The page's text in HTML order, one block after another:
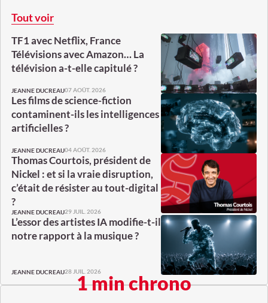
Tout voir
TF1 avec Netflix, France
Télévisions avec Amazon… La
télévision a-t-elle capitulé ?
JEANNE DUCREAU07 AOÛT. 2026
Les films de science-fiction
contaminent-ils les intelligences
artificielles ?
JEANNE DUCREAU04 AOÛT. 2026
Thomas Courtois, président de
Nickel : et si la vraie disruption,
c’était de résister au tout-digital
?
JEANNE DUCREAU29 JUIL. 2026
L’essor des artistes IA modifie-t-il
notre rapport à la musique ?
JEANNE DUCREAU28 JUIL. 2026
1 min chrono